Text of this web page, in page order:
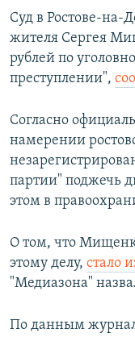
Все сайты РСЕ/
Суд в Ростове-на-
жителя Сергея
рублей по
преступлении",
Согласно
намерении
партии" поджечь
этом в
О том, что
этому делу, стало
"Медиазона"
По данным